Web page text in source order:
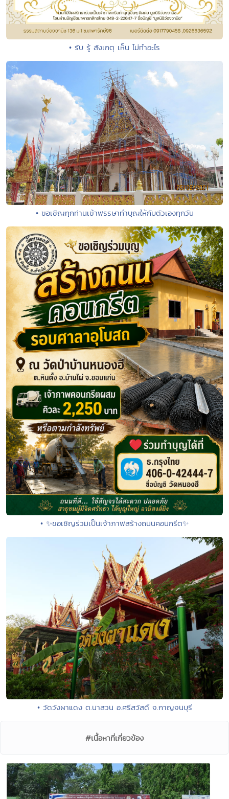
• รับ รู้ สังเกตุ เห็น ไม่ทำอะไร
• ขอเชิญทุกท่านเข้าพรรษาทำบุญให้กับตัวเองทุกวัน
• ✨ขอเชิญร่วมเป็นเจ้าภาพสร้างถนนคอนกรีต✨
• วัดวังผาแดง ต.นาสวน อ.ศรีสวัสดิ์ จ.กาญจนบุรี
#เนื้อหาที่เกี่ยวข้อง